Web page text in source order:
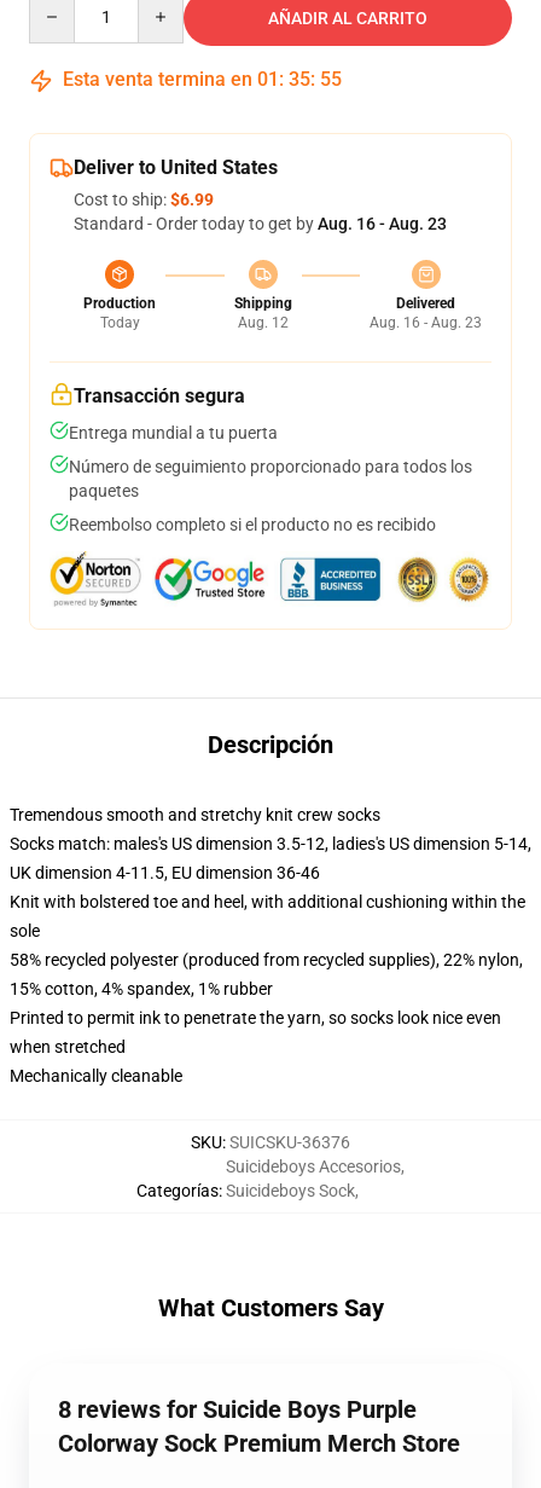
AÑADIR AL CARRITO
Esta venta termina en 01 : 35: 54
Deliver to United States
Cost to ship:$6.99
Standard - Order today to get byAug. 16 - Aug. 23
Production
Today
Shipping
Aug. 12
Delivered
Aug. 16 - Aug. 23
Transacción segura
Entrega mundial a tu puerta
Número de seguimiento proporcionado para todos los
paquetes
Reembolso completo si el producto no es recibido
Descripción
Tremendous smooth and stretchy knit crew socks
Socks match: males's US dimension 3.5-12, ladies's US dimension 5-14,
UK dimension 4-11.5, EU dimension 36-46
Knit with bolstered toe and heel, with additional cushioning within the
sole
58% recycled polyester (produced from recycled supplies), 22% nylon,
15% cotton, 4% spandex, 1% rubber
Printed to permit ink to penetrate the yarn, so socks look nice even
when stretched
Mechanically cleanable
SKU:SUICSKU-36376
Categorías:
Suicideboys Accesorios,
Suicideboys Sock,
What Customers Say
8 reviews for Suicide Boys Purple
Colorway Sock Premium Merch Store